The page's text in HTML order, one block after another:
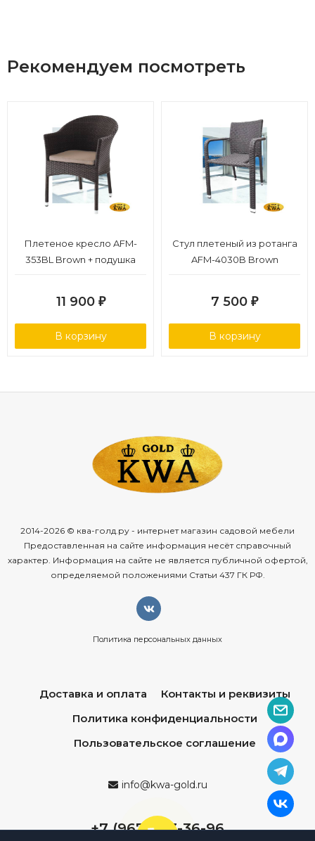
Рекомендуем посмотреть
Плетеное кресло AFM-
353BL Brown + подушка
11 900 ₽
В корзину
Стул плетеный из ротанга
AFM-4030B Brown
7 500 ₽
В корзину
2014-2026 © ква-голд.ру - интернет магазин садовой мебели
Предоставленная на сайте информация несёт справочный
характер. Информация на сайте не является публичной офертой,
определяемой положениями Статьи 437 ГК РФ.
Политика персональных данных
Доставка и оплата
Контакты и реквизиты
Политика конфиденциальности
Пользовательское соглашение
info@kwa-gold.ru
+7 (967) 013-36-96